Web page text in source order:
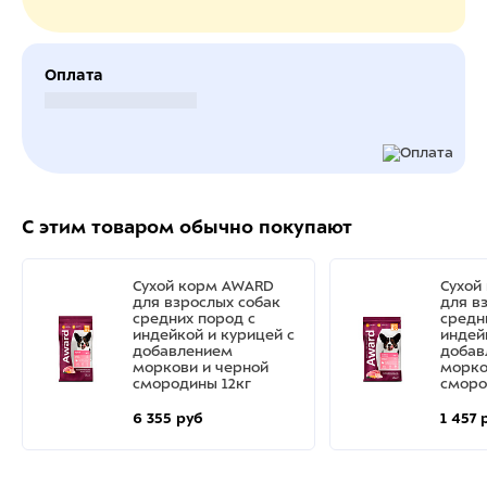
Оплата
С этим товаром обычно покупают
Сухой корм AWARD
для взрослых собак
средних пород с
индейкой и курицей с
добавлением
моркови и черной
смородины 12кг
6 355 руб
Сухой
для
1 457